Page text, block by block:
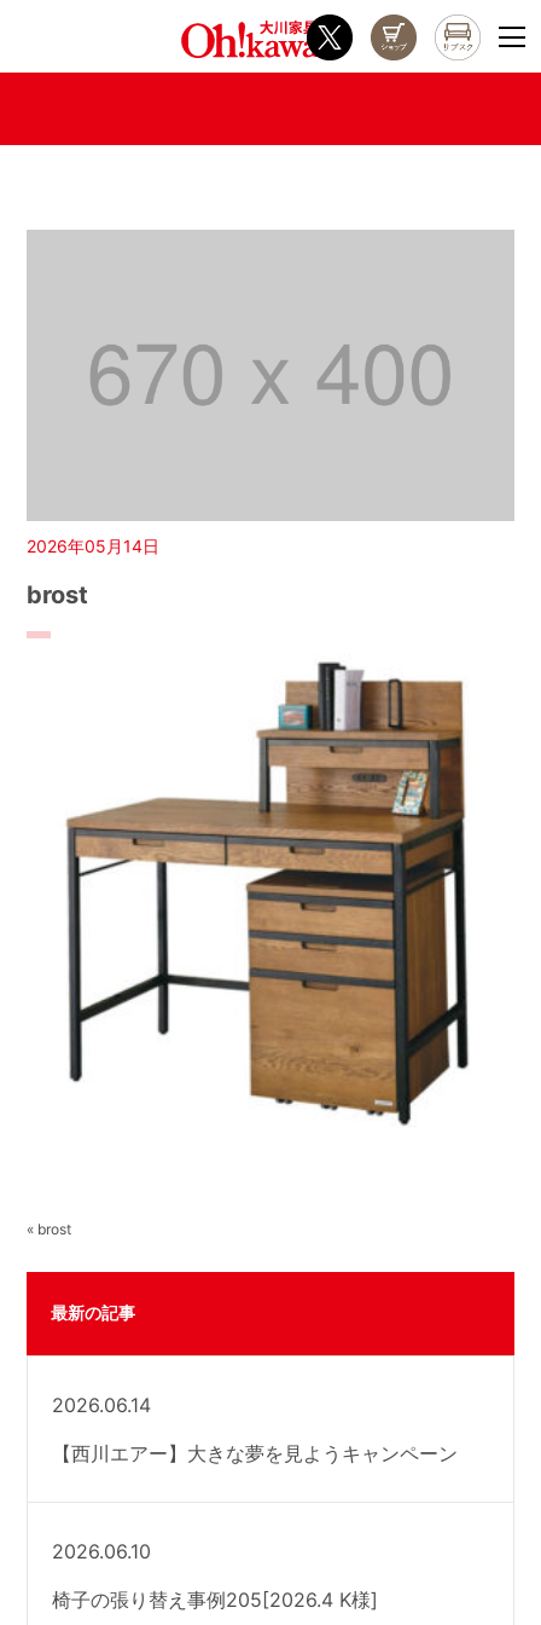
2026年05月14日
brost
« brost
最新の記事
2026.06.14
【西川エアー】大きな夢を見ようキャンペーン
2026.06.10
椅子の張り替え事例205[2026.4 K様]